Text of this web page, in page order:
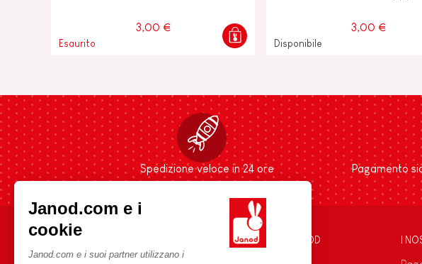
Janod.com e i
cookie
Janod.com e i suoi partner utilizzano i
3,00 €
Esaurito
3,00 €
Disponibile
Spedizione veloce in 24 ore
Pagamento
L'UNIVERSO JANOD I